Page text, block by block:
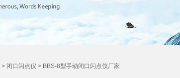
> 闭口闪点仪 > BBS-8型手动闭口闪点仪厂家